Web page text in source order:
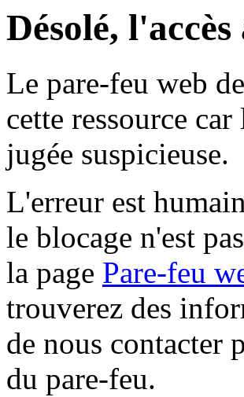
Désolé,
Le pare-feu web
cette ressource
jugée suspicieuse.
L'erreur est
le blocage n'est
la page Pare-feu
trouverez des
de nous contacter
du pare-feu.